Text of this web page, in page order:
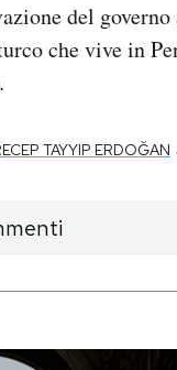
del
che vive in
TAYYIP ERDOĞAN